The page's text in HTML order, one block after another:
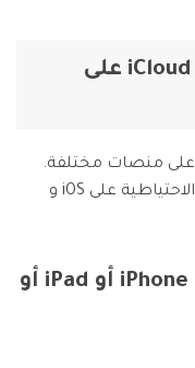
الجزء 2. كيفية عرض صور iCloud على
هناك طرق مختلفة لعرض صور iCloud على منصات مختلفة.
تتناول المقالة كيفية عرض صور iCloud الاحتياطية على iOS و
طرق عرض صور iCloud على iPhone أو iPad أو